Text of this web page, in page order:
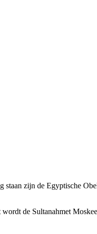
zijn de Egyptische
de Sultanahmet